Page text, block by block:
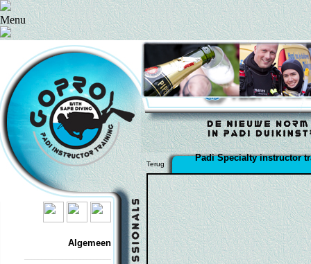
Menu
Algemeen
Terug
Padi Specialty instructor